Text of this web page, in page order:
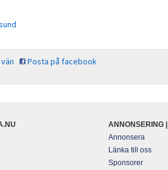
Posta på facebook
ANNONSERING
Annonsera
Länka till oss
Sponsorer